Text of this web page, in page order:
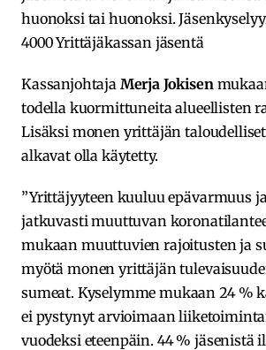
huonoksi tai huonoksi.
4000 Yrittäjäkassan jäsentä
Kassanjohtaja Merja Jokisen
todella kuormittuneita alueellisten
Lisäksi monen yrittäjän
alkavat olla käytetty.
”Yrittäjyyteen kuuluu epävarmuus
jatkuvasti muuttuvan
mukaan muuttuvien rajoitusten ja
myötä monen yrittäjän
sumeat. Kyselymme mukaan 24 %
ei pystynyt arvioimaan
vuodeksi eteenpäin. 44 % jäsenistä